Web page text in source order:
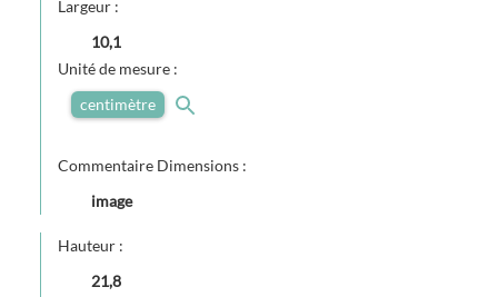
Largeur :
10,1
Unité de mesure :
centimètre
Commentaire Dimensions :
image
Hauteur :
21,8